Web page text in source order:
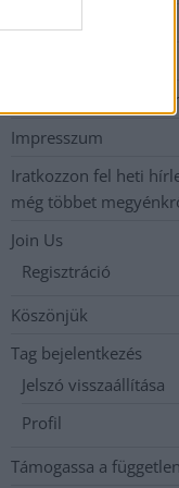
Etikai és
Hozzászólási és
Impresszum
Iratkozzon fel heti
még többet
Join Us
Regisztráció
Köszönjük
Tag bejelentkezés
Jelszó visszaállítása
Profil
Támogassa a